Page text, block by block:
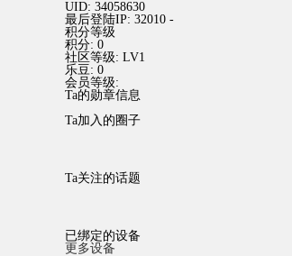
UID: 34058630
最后登陆IP: 32010 -
积分等级
积分: 0
社区等级: LV1
乐豆: 0
会员等级:
Ta的勋章信息
Ta加入的圈子
Ta关注的话题
已绑定的设备
更多设备